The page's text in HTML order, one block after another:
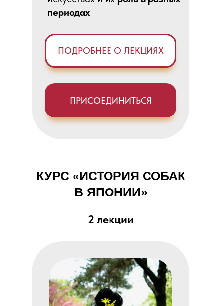
периодах
ПОДРОБНЕЕ О ЛЕКЦИЯХ
ПРИСОЕДИНИТЬСЯ
КУРС «ИСТОРИЯ СОБАК
В ЯПОНИИ»
2 лекции